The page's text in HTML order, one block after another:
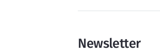
Newsletter